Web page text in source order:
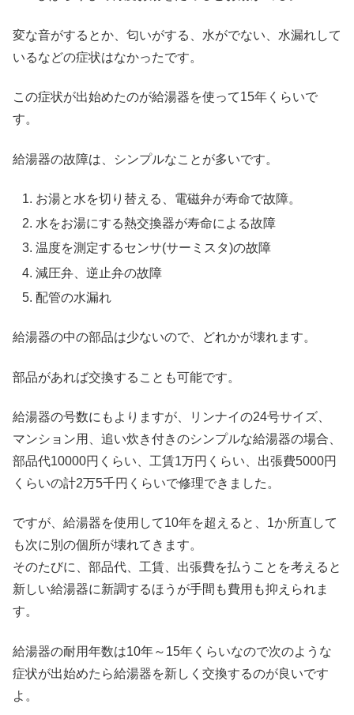
変な音がするとか、匂いがする、水がでない、水漏れして
いるなどの症状はなかったです。
この症状が出始めたのが給湯器を使って15年くらいで
す。
給湯器の故障は、シンプルなことが多いです。
お湯と水を切り替える、電磁弁が寿命で故障。
水をお湯にする熱交換器が寿命による故障
温度を測定するセンサ(サーミスタ)の故障
減圧弁、逆止弁の故障
配管の水漏れ
給湯器の中の部品は少ないので、どれかが壊れます。
部品があれば交換することも可能です。
給湯器の号数にもよりますが、リンナイの24号サイズ、
マンション用、追い炊き付きのシンプルな給湯器の場合、
部品代10000円くらい、工賃1万円くらい、出張費5000円
くらいの計2万5千円くらいで修理できました。
ですが、給湯器を使用して10年を超えると、1か所直して
も次に別の個所が壊れてきます。
そのたびに、部品代、工賃、出張費を払うことを考えると
新しい給湯器に新調するほうが手間も費用も抑えられま
す。
給湯器の耐用年数は10年～15年くらいなので次のような
症状が出始めたら給湯器を新しく交換するのが良いです
よ。